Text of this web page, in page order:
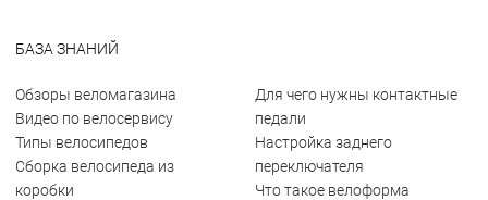
БАЗА ЗНАНИЙ
Обзоры веломагазина
Видео по велосервису
Типы велосипедов
Сборка велосипеда из
коробки
Для чего нужны контактные
педали
Настройка заднего
переключателя
Что такое велоформа